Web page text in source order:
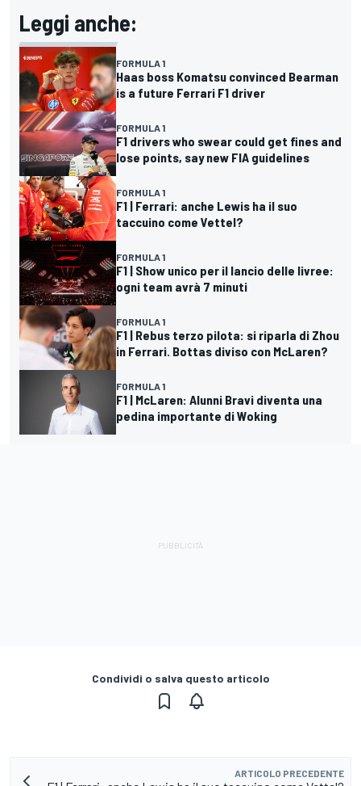
Leggi anche:
FORMULA 1
Haas boss Komatsu convinced Bearman
is a future Ferrari F1 driver
FORMULA 1
F1 drivers who swear could get fines and
lose points, say new FIA guidelines
FORMULA 1
F1 | Ferrari: anche Lewis ha il suo
taccuino come Vettel?
FORMULA 1
F1 | Show unico per il lancio delle livree:
ogni team avrà 7 minuti
FORMULA 1
F1 | Rebus terzo pilota: si riparla di Zhou
in Ferrari. Bottas diviso con McLaren?
FORMULA 1
F1 | McLaren: Alunni Bravi diventa una
pedina importante di Woking
Condividi o salva questo articolo
ARTICOLO PRECEDENTE